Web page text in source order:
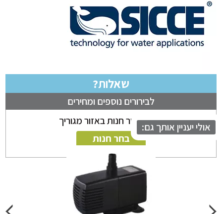
שאלות?
לבירורים נוספים ומחירים
ניתן לבחור חנות באזור מגוריך
בחר חנות
יעניין אותך גם: